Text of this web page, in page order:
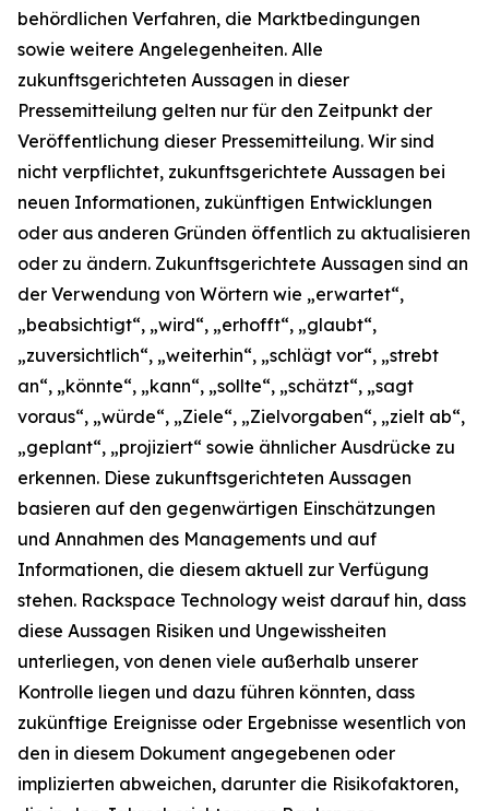
behördlichen Verfahren, die Marktbedingungen
sowie weitere Angelegenheiten. Alle
zukunftsgerichteten Aussagen in dieser
Pressemitteilung gelten nur für den Zeitpunkt der
Veröffentlichung dieser Pressemitteilung. Wir sind
nicht verpflichtet, zukunftsgerichtete Aussagen bei
neuen Informationen, zukünftigen Entwicklungen
oder aus anderen Gründen öffentlich zu aktualisieren
oder zu ändern. Zukunftsgerichtete Aussagen sind an
der Verwendung von Wörtern wie „erwartet“,
„beabsichtigt“, „wird“, „erhofft“, „glaubt“,
„zuversichtlich“, „weiterhin“, „schlägt vor“, „strebt
an“, „könnte“, „kann“, „sollte“, „schätzt“, „sagt
voraus“, „würde“, „Ziele“, „Zielvorgaben“, „zielt ab“,
„geplant“, „projiziert“ sowie ähnlicher Ausdrücke zu
erkennen. Diese zukunftsgerichteten Aussagen
basieren auf den gegenwärtigen Einschätzungen
und Annahmen des Managements und auf
Informationen, die diesem aktuell zur Verfügung
stehen. Rackspace Technology weist darauf hin, dass
diese Aussagen Risiken und Ungewissheiten
unterliegen, von denen viele außerhalb unserer
Kontrolle liegen und dazu führen könnten, dass
zukünftige Ereignisse oder Ergebnisse wesentlich von
den in diesem Dokument angegebenen oder
implizierten abweichen, darunter die Risikofaktoren,